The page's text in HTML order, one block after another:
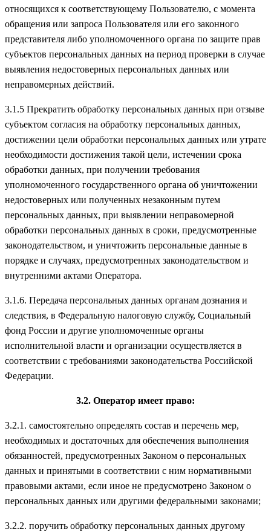
относящихся к соответствующему Пользователю, с момента
обращения или запроса Пользователя или его законного
представителя либо уполномоченного органа по защите прав
субъектов персональных данных на период проверки в случае
выявления недостоверных персональных данных или
неправомерных действий.
3.1.5 Прекратить обработку персональных данных при отзыве
субъектом согласия на обработку персональных данных,
достижении цели обработки персональных данных или утрате
необходимости достижения такой цели, истечении срока
обработки данных, при получении требования
уполномоченного государственного органа об уничтожении
недостоверных или полученных незаконным путем
персональных данных, при выявлении неправомерной
обработки персональных данных в сроки, предусмотренные
законодательством, и уничтожить персональные данные в
порядке и случаях, предусмотренных законодательством и
внутренними актами Оператора.
3.1.6. Передача персональных данных органам дознания и
следствия, в Федеральную налоговую службу, Социальный
фонд России и другие уполномоченные органы
исполнительной власти и организации осуществляется в
соответствии с требованиями законодательства Российской
Федерации.
3.2. Оператор имеет право:
3.2.1. самостоятельно определять состав и перечень мер,
необходимых и достаточных для обеспечения выполнения
обязанностей, предусмотренных Законом о персональных
данных и принятыми в соответствии с ним нормативными
правовыми актами, если иное не предусмотрено Законом о
персональных данных или другими федеральными законами;
3.2.2. поручить обработку персональных данных другому